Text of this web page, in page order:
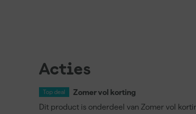
Acties
Top deal
Zomer vol korting
Dit product is onderdeel van Zomer vol